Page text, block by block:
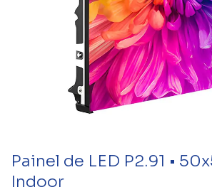
Painel de LED P2.91 •
Indoor